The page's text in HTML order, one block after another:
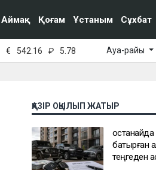
Аймақ Қоғам Ұстаным Сұхбат
€ 542.16 ₽ 5.78 Ауа-райы
ҚАЗІР ОҚЫЛЫП ЖАТЫР
батырған
теңгеден